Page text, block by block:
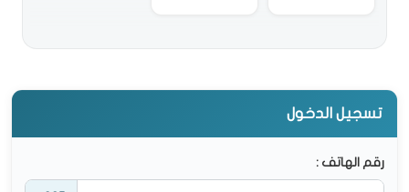
تسجيل الدخول
رقم الهاتف :